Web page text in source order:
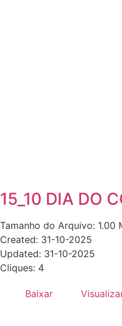
15_10 DIA DO
Tamanho do Arquivo: 1.00
Created: 31-10-2025
Updated: 31-10-2025
Cliques: 4
Baixar